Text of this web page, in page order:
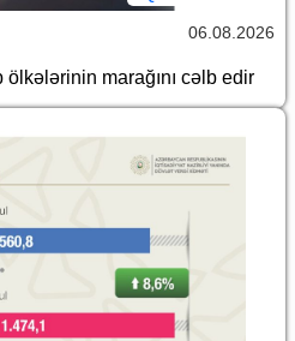
06.08.2026
marağını cəlb edir